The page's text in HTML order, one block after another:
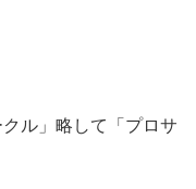
ル」略して「プロサ